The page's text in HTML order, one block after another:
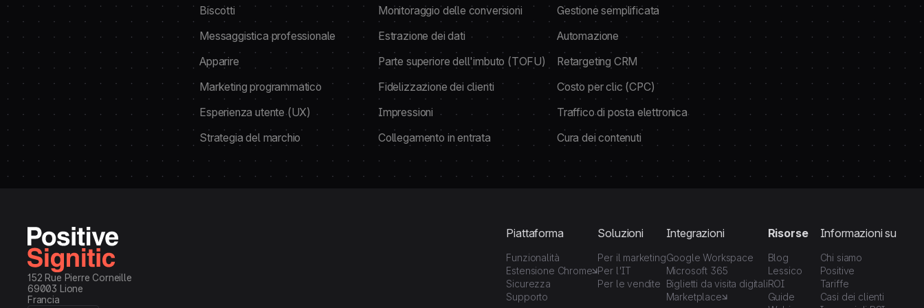
Biscotti
Monitoraggio delle conversioni
Gestione semplificata
Messaggistica professionale
Estrazione dei dati
Automazione
Apparire
Parte superiore dell'imbuto (TOFU)
Retargeting CRM
Marketing programmatico
Fidelizzazione dei clienti
Costo per clic (CPC)
Esperienza utente (UX)
Impressioni
Traffico di posta elettronica
Strategia del marchio
Collegamento in entrata Cura dei contenuti
152 Rue Pierre Corneille
69003 Lione
Francia
Piattaforma
Funzionalità
Estensione Chrome
Sicurezza
Supporto
Soluzioni
Per il marketing
Per l'IT
Per le vendite
Integrazioni
Google Workspace
Microsoft 365
Biglietti da visita digitali
Marketplace
Risorse
Blog
Lessico
ROI
Guide
Informazioni su
Chi siamo
Positive
Tariffe
Casi dei clienti